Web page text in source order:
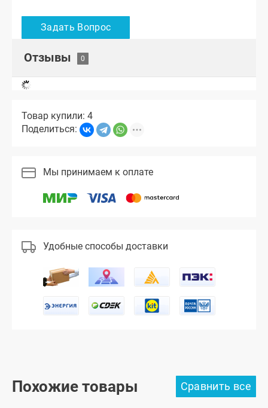
Отзывы
Товар купили: 4
Поделиться:
Мы принимаем к оплате
Удобные способы доставки
Похожие товары